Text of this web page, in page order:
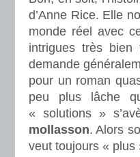
d’Anne Rice. Elle
monde réel avec
intrigues très bien
demande
pour un roman
peu plus lâche
« solutions »
mollasson. Alors
veut toujours « plus